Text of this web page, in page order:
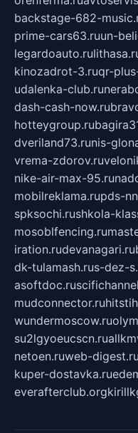
backstage-682-
prime-cars63.ruun-
legardoauto.ru
kinozadrot-3.ruqr-
udalenka-club.ru
dash-cash-now.ru
hotteygroup.ru
dveriland73.runis-
vrema-zdorov.ru
nike-air-max-95.ru
mobilreklama.rupds-
spksochi.rushkola-
mosoblfencing.ru
iration.rudevanagari.ru
dk-tulamash.rus-dez-
asoftdoc.ru
mudconnector.ru
wundermoscow.ru
su2lgyoeucscn.ru
netoen.ruweb-digest.ru
kuper-dostavka.ru
everafterclub.org